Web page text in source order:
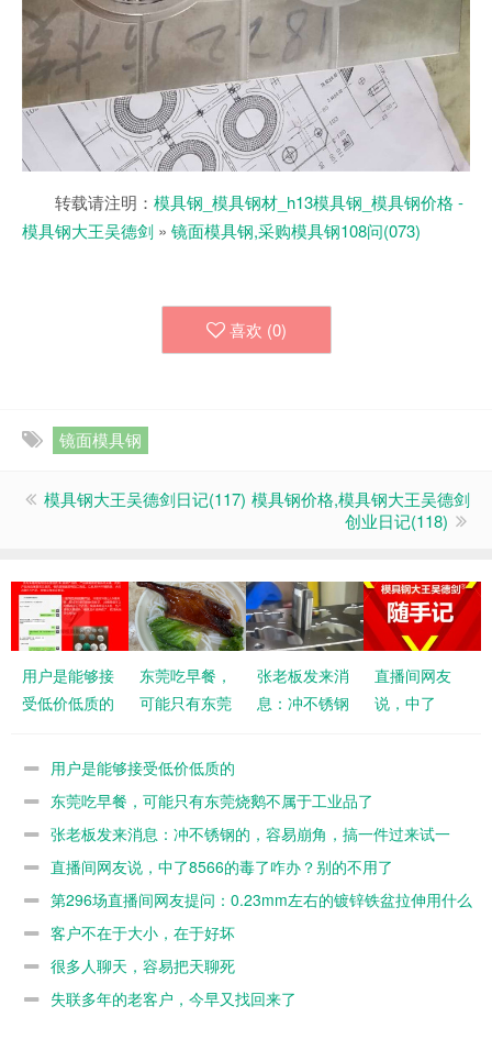
转载请注明： 模具钢_模具钢材_h13模具钢_模具钢价格 -
模具钢大王吴德剑 » 镜面模具钢,采购模具钢108问(073)
喜欢 (0)
镜面模具钢
模具钢大王吴德剑日记(117) 模具钢价格,模具钢大王吴德剑
创业日记(118)
用户是能够接
受低价低质的
东莞吃早餐，
可能只有东莞
业品了
张老板发来消
息：冲不锈钢
直播间网友
说，中了
用户是能够接受低价低质的
东莞吃早餐，可能只有东莞烧鹅不属于工业品了
张老板发来消息：冲不锈钢的，容易崩角，搞一件过来试一
下 直播间网友说，中了8566的毒了咋办？别的不用了
第296场直播间网友提问：0.23mm左右的镀锌铁盆拉伸用什么
模具料？
客户不在于大小，在于好坏
很多人聊天，容易把天聊死
失联多年的老客户，今早又找回来了